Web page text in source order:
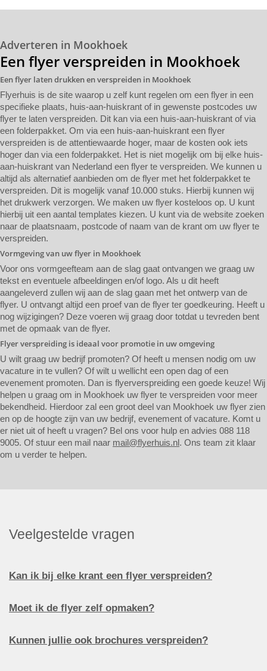
Adverteren in Mookhoek
Een flyer verspreiden in Mookhoek
Een flyer laten drukken en verspreiden in Mookhoek
Flyerhuis is de site waarop u zelf kunt regelen om een flyer in een
specifieke plaats, huis-aan-huiskrant of in gewenste postcodes uw
flyer te laten verspreiden. Dit kan via een huis-aan-huiskrant of via
een folderpakket. Om via een huis-aan-huiskrant een flyer
verspreiden is de attentiewaarde hoger, maar de kosten ook iets
hoger dan via een folderpakket. Het is niet mogelijk om bij elke huis-
aan-huiskrant van Nederland een flyer te verspreiden. We kunnen u
altijd als alternatief aanbieden om de flyer met het folderpakket te
verspreiden. Dit is mogelijk vanaf 10.000 stuks. Hierbij kunnen wij
het drukwerk verzorgen. We maken uw flyer kosteloos op. U kunt
hierbij uit een aantal templates kiezen. U kunt via de website zoeken
naar de plaatsnaam, postcode of naam van de krant om uw flyer te
verspreiden.
Vormgeving van uw flyer in Mookhoek
Voor ons vormgeefteam aan de slag gaat ontvangen we graag uw
tekst en eventuele afbeeldingen en/of logo. Als u dit heeft
aangeleverd zullen wij aan de slag gaan met het ontwerp van de
flyer. U ontvangt altijd een proef van de flyer ter goedkeuring. Heeft u
nog wijzigingen? Deze voeren wij graag door totdat u tevreden bent
met de opmaak van de flyer.
Flyer verspreiding is ideaal voor promotie in uw omgeving
U wilt graag uw bedrijf promoten? Of heeft u mensen nodig om uw
vacature in te vullen? Of wilt u wellicht een open dag of een
evenement promoten. Dan is flyerverspreiding een goede keuze! Wij
helpen u graag om in Mookhoek uw flyer te verspreiden voor meer
bekendheid. Hierdoor zal een groot deel van Mookhoek uw flyer zien
en op de hoogte zijn van uw bedrijf, evenement of vacature. Komt u
er niet uit of heeft u vragen? Bel ons voor hulp en advies 088 118
9005. Of stuur een mail naar mail@flyerhuis.nl. Ons team zit klaar
om u verder te helpen.
Veelgestelde vragen
Kan ik bij elke krant een flyer verspreiden?
Moet ik de flyer zelf opmaken?
Kunnen jullie ook brochures verspreiden?